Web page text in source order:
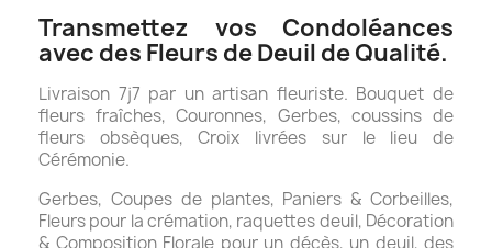
Transmettez vos Condoléances
avec des Fleurs de Deuil de Qualité.
Livraison 7j7 par un artisan fleuriste. Bouquet de
fleurs fraîches, Couronnes, Gerbes, coussins de
fleurs obsèques, Croix livrées sur le lieu de
Cérémonie.
Gerbes, Coupes de plantes, Paniers & Corbeilles,
Fleurs pour la crémation, raquettes deuil, Décoration